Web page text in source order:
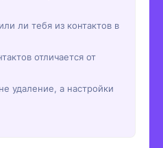
ли тебя из контактов в
отличается от
удаление, а настройки